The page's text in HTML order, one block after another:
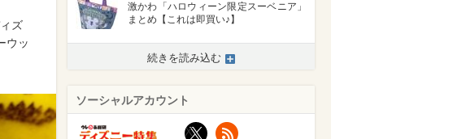
ズ
ウッ
激かわ「ハロウィーン限定スーベニア」
まとめ【これは即買い♪】
続きを読み込む
ソーシャルアカウント
X